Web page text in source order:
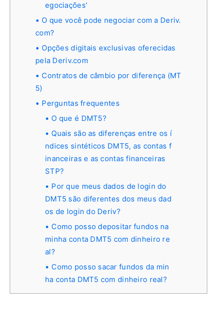
egociações'
O que você pode negociar com a Deriv.
com?
Opções digitais exclusivas oferecidas
pela Deriv.com
Contratos de câmbio por diferença (MT
5)
Perguntas frequentes
O que é DMT5?
Quais são as diferenças entre os í
ndices sintéticos DMT5, as contas f
inanceiras e as contas financeiras
STP?
Por que meus dados de login do
DMT5 são diferentes dos meus dad
os de login do Deriv?
Como posso depositar fundos na
minha conta DMT5 com dinheiro re
al?
Como posso sacar fundos da min
ha conta DMT5 com dinheiro real?